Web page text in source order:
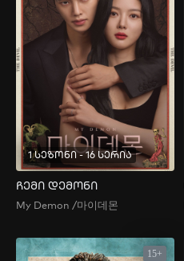
1 სეზონი - 16 სერია
ჩემი დემონი
My Demon /마이데몬
15+